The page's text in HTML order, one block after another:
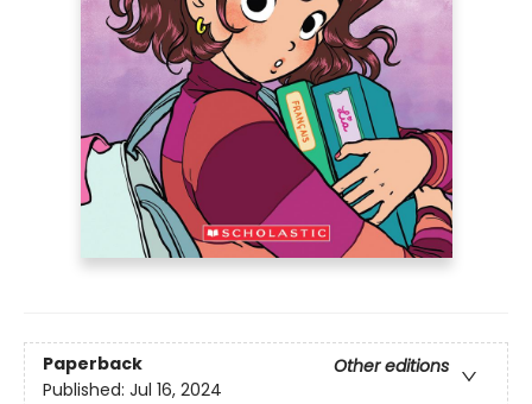
Paperback
Other editions
Published: Jul 16, 2024